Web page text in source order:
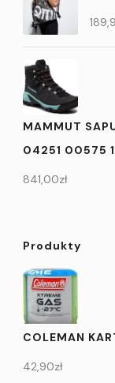
MAMMUT
04251 00575
841,00zł
Produkty
COLEMAN
42,90zł